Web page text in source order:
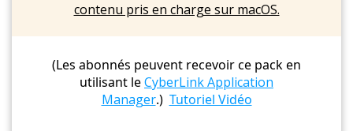
contenu pris en charge sur macOS.
(Les abonnés peuvent recevoir ce pack en
utilisant leCyberLink Application
Manager.) Tutoriel Vidéo